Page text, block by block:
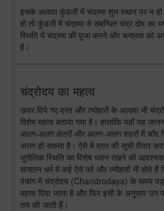
इसके अलावा कुंडली में चंद्रमा शुभ स्थान पर न
हो तो कुंडली में चंद्रमा से संबन्धित चंद्र दोष का
स्थिति में चंद्रमा की पूजा करने और चन्द्रमा को
है।
चंद्रोदय का महत्व
ऊपर दिये गए व्रत और त्योहारों के अलावा भी
विशेष महत्व बताया गया है। हालांकि यहाँ यह
अलग-अलग क्षेत्रों और अलग-अलग शहरों में चाँद
अलग हो सकता है। ऐसे में व्रत की सूची तैयार
भूगोलिक स्थिति का विशेष ध्यान रखने की
सनातन धर्म में कई ऐसे पर्व और त्यौहारों भी होते
पंचांग में चंद्रोदय (Chandrodaya) के समय पड़ने
महत्व दिया जाता है और फिर इसी के अनुसार उन
तय की जाती हैं।